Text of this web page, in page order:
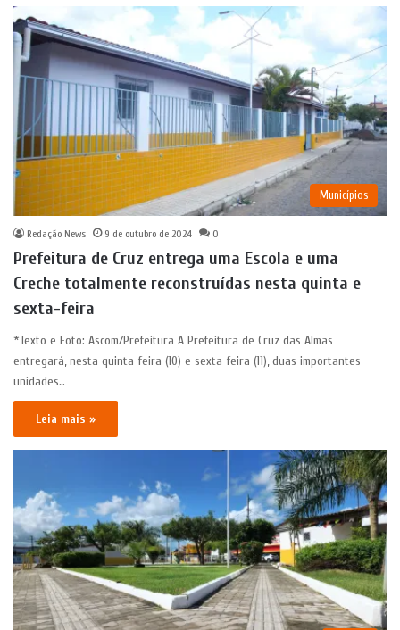
Municípios
Redação News 9 de outubro de 2024 0
Prefeitura de Cruz entrega uma Escola e uma
Creche totalmente reconstruídas nesta quinta e
sexta-feira
*Texto e Foto: Ascom/Prefeitura A Prefeitura de Cruz das Almas
entregará, nesta quinta-feira (10) e sexta-feira (11), duas importantes
unidades…
Leia mais »